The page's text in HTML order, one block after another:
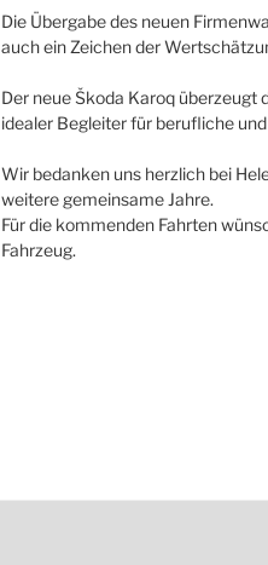
Die Übergabe des neuen
auch ein Zeichen der
Der neue Škoda Karoq
idealer Begleiter für berufliche
Wir bedanken uns herzlich bei
weitere gemeinsame Jahre.
Für die kommenden Fahrten
Fahrzeug.